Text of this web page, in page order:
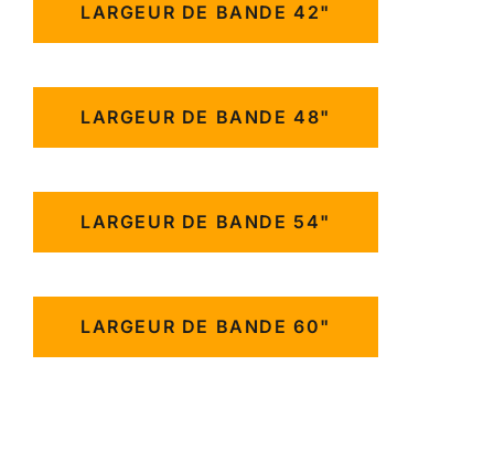
LARGEUR DE BANDE 42"
LARGEUR DE BANDE 48"
LARGEUR DE BANDE 54"
LARGEUR DE BANDE 60"